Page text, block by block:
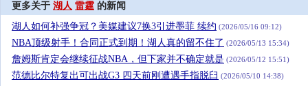
更多关于 湖人 雷霆 的新闻
湖人如何补强争冠？美媒建议7换3引进墨菲 续约 (2026/05/16 09:12)
NBA顶级射手！合同正式到期！湖人真的留不住了 (2026/05/13 15:34)
詹姆斯肯定会继续征战NBA，但下家并不确定就是 (2026/05/12 15:51)
范德比尔特复出可出战G3 四天前刚遭遇手指脱臼 (2026/05/10 14:38)